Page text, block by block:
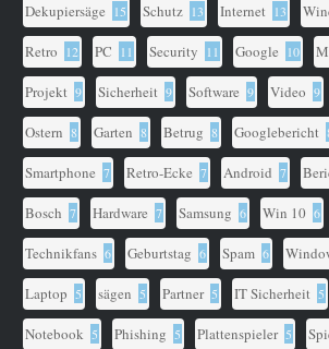
Dekupiersäge 15 Schutz 13 Internet 13
Retro 12 PC 11 Security 11 Google 10
Projekt 9 Sicherheit 9 Software 9 Video 9
Ostern 8 Garten 8 Betrug 8 Googlebericht
Smartphone 7 Retro-Ecke 7 Android 7
Bosch 7 Hardware 7 Samsung 6 Win 10 6
Technikfans 6 Geburtstag 6 Spam 6
Laptop 5 sägen 5 Partner 5 IT Sicherheit 5
Notebook 5 Phishing 5 Plattenspieler 5